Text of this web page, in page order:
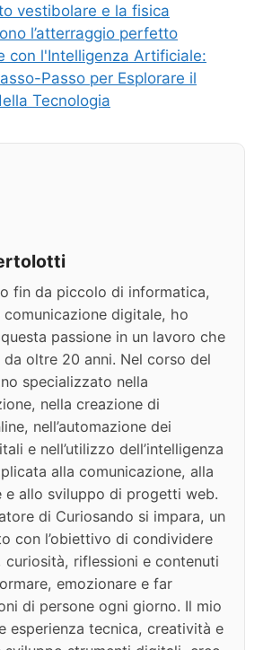
vestibolare e la fisica
l’atterraggio perfetto
con l'Intelligenza Artificiale:
Passo per Esplorare il
Tecnologia
fin da piccolo di informatica,
digitale, ho
passione in un lavoro che
oltre 20 anni. Nel corso del
specializzato nella
nella creazione di
nell’automazione dei
e nell’utilizzo dell’intelligenza
alla comunicazione, alla
e allo sviluppo di progetti web.
di Curiosando si impara, un
con l’obiettivo di condividere
curiosità, riflessioni e contenuti
emozionare e far
di persone ogni giorno. Il mio
esperienza tecnica, creatività e